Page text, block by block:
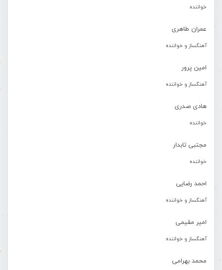
خواننده
عمران طاهری
آهنگساز و خواننده
امین پرور
آهنگساز و خواننده
هادی صدری
خواننده
مجتبی تابدار
خواننده
احمد رضایی
آهنگساز و خواننده
امیر مقیمی
آهنگساز و خواننده
محمد بهرامی